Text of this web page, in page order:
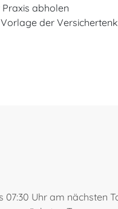
Praxis abholen
der
07:30 Uhr am nächsten